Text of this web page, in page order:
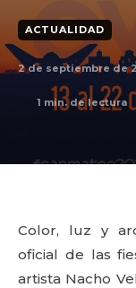
ACTUALIDAD
2 de septiembre de
1 min. de lectura
Color, luz y
oficial de las
artista Nacho